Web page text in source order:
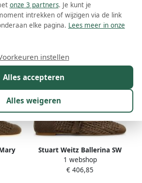
ballerinas
Stuart Weitz Ballerina SW
E26
1 webshop
€ 406,85
onze 3 partners. Je kunt je
intrekken of wijzigen via de link
elke pagina. Lees meer in onze
Alles accepteren
Alles weigeren
instellen